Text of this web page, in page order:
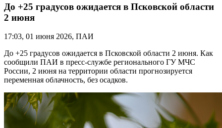
До +25 градусов ожидается в Псковской области
2 июня
17:03, 01 июня 2026, ПАИ
До +25 градусов ожидается в Псковской области 2 июня. Как
сообщили ПАИ в пресс-службе регионального ГУ МЧС
России, 2 июня на территории области прогнозируется
переменная облачность, без осадков.